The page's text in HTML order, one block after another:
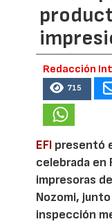
Redacción
715
EFI presentó
celebrada en
impresoras
Nozomi,
inspección